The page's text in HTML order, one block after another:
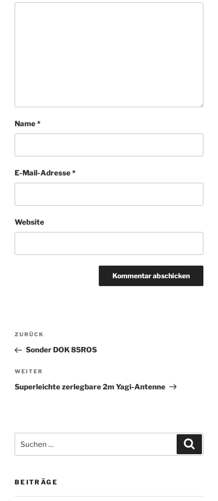
Name*
E-Mail-Adresse*
Website
Beitragsnavigation
Vorheriger
Beitrag
ZURÜCK
Sonder DOK 85ROS
Nächster
Beitrag
WEITER
Superleichte zerlegbare 2m Yagi-Antenne
nach:
BEITRÄGE